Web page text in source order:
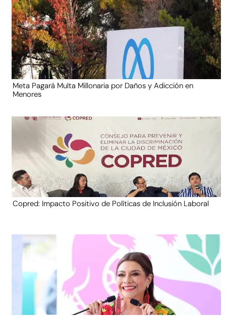
Meta Pagará Multa Millonaria por Daños y Adicción en
Menores
Copred: Impacto Positivo de Políticas de Inclusión Laboral